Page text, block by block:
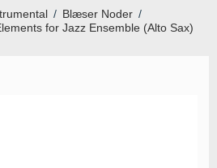
/ Blæser Noder /
for Jazz Ensemble (Alto Sax)